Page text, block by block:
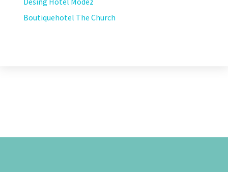
Boutiquehotel The Church